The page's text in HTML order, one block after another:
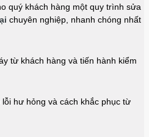
quý khách hàng một quy trình sửa
chuyên nghiệp, nhanh chóng nhất
từ khách hàng và tiến hành kiểm
hư hỏng và cách khắc phục từ